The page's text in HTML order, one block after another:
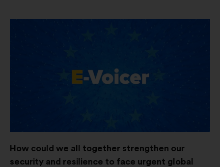
How could we all together strengthen our
security and resilience to face urgent global